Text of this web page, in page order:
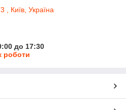
, Київ, Україна
до 17:30
роботи